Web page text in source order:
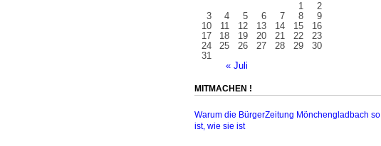
« Juli
1
2
3
4 5 6 7 8
9
10
11 12 13 14 15
16
17
18 19 20 21 22
23
24
25 26 27 28 29
30
31
MITMACHEN !
Warum die BürgerZeitung Mönchengladbach so
ist, wie sie ist